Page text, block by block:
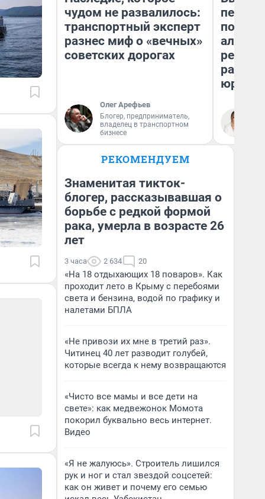
чудом не развалилось:
транспортный эксперт
разнес миф о «вечных»
советских дорогах
Олег Арефьев
Блогер, предприниматель,
владелец в транспортном
бизнесе
разбор
юриста
РЕКОМЕНДУЕМ
Знаменитая тикток-
блогер, рассказывавшая о
борьбе с редкой формой
рака, умерла в возрасте 26
лет
3 часа 2 634 20
«На 18 отдыхающих 18 поваров». Как
проходит лето в Крыму с перебоями
света и бензина, водой по графику и
налетами БПЛА
«Не привози их мне в третий раз».
Читинец 40 лет разводит голубей,
которые всегда к нему возвращаются
«Чисто все мамы и все дети на
свете»: как медвежонок Момота
покорил буквально весь интернет.
Видео
«Я не жалуюсь». Строитель лишился
рук и ног и стал звездой соцсетей:
как он живет и почему его семью